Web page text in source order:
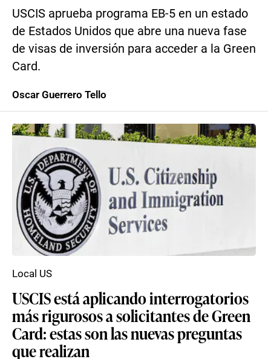
USCIS aprueba programa EB-5 en un estado
de Estados Unidos que abre una nueva fase
de visas de inversión para acceder a la Green
Card.
Oscar Guerrero Tello
USCIS está aplicando interrogatorios
más rigurosos a solicitantes de Green
Card: estas son las nuevas preguntas
que realizan
Local US